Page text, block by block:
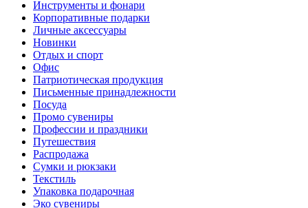
Инструменты и фонари
Корпоративные подарки
Личные аксессуары
Новинки
Отдых и спорт
Офис
Патриотическая продукция
Письменные принадлежности
Посуда
Промо сувениры
Профессии и праздники
Путешествия
Распродажа
Сумки и рюкзаки
Текстиль
Упаковка подарочная
Эко сувениры